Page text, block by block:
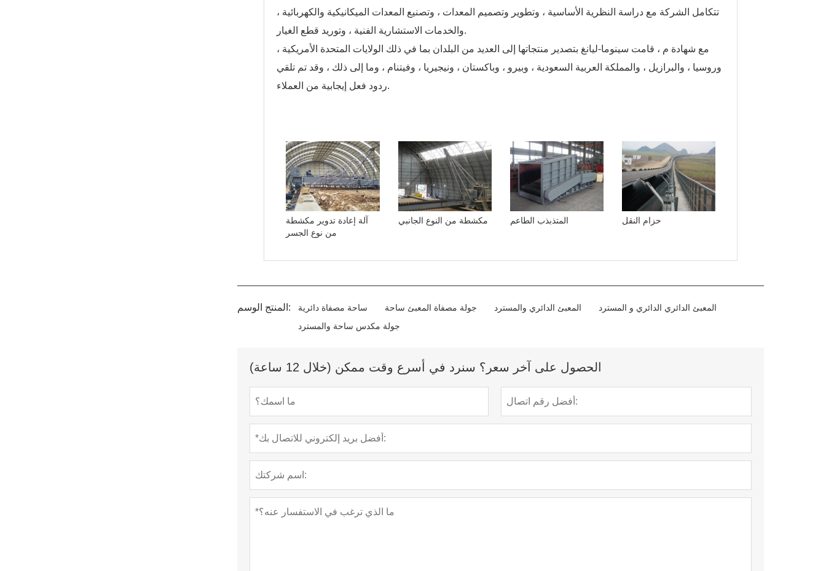
تتكامل الشركة مع دراسة النظرية الأساسية ، وتطوير وتصميم المعدات ، وتصنيع المعدات الميكانيكية والكهربائية ،
والخدمات الاستشارية الفنية ، وتوريد قطع الغيار.
مع شهادة م ، قامت سينوما-ليانغ بتصدير منتجاتها إلى العديد من البلدان بما في ذلك الولايات المتحدة الأمريكية ،
وروسيا ، والبرازيل ، والمملكة العربية السعودية ، وبيرو ، وباكستان ، ونيجيريا ، وفيتنام ، وما إلى ذلك ، وقد تم تلقي
ردود فعل إيجابية من العملاء.
آلة إعادة تدوير مكشطة
من نوع الجسر
مكشطة من النوع الجانبي المتذبذب الطاعم حزام النقل
المنتج الوسم: ساحة مصفاة دائرية جولة مصفاة المعبئ ساحة المعبئ الدائري والمسترد
المعبئ الدائري الدائري و المسترد
جولة مكدس ساحة والمسترد
الحصول على آخر سعر؟ سنرد في أسرع وقت ممكن (خلال 12 ساعة)